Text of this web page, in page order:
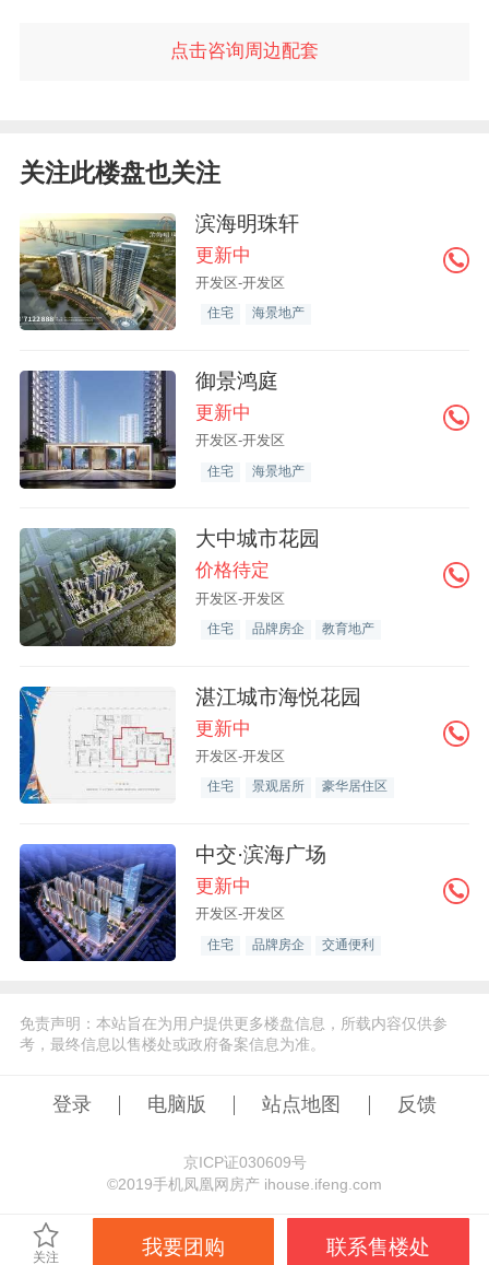
点击咨询周边配套
关注此楼盘也关注
滨海明珠轩
更新中
开发区-开发区
住宅 海景地产
御景鸿庭
更新中
开发区-开发区
住宅 海景地产
大中城市花园
价格待定
开发区-开发区
住宅 品牌房企 教育地产
湛江城市海悦花园
更新中
开发区-开发区
住宅 景观居所 豪华居住区
中交·滨海广场
更新中
开发区-开发区
住宅 品牌房企 交通便利
免责声明：本站旨在为用户提供更多楼盘信息，所载内容仅供参
考，最终信息以售楼处或政府备案信息为准。
登录 电脑版 站点地图 反馈
京ICP证030609号
©️2019手机凤凰网房产 ihouse.ifeng.com
关注 我要团购 联系售楼处